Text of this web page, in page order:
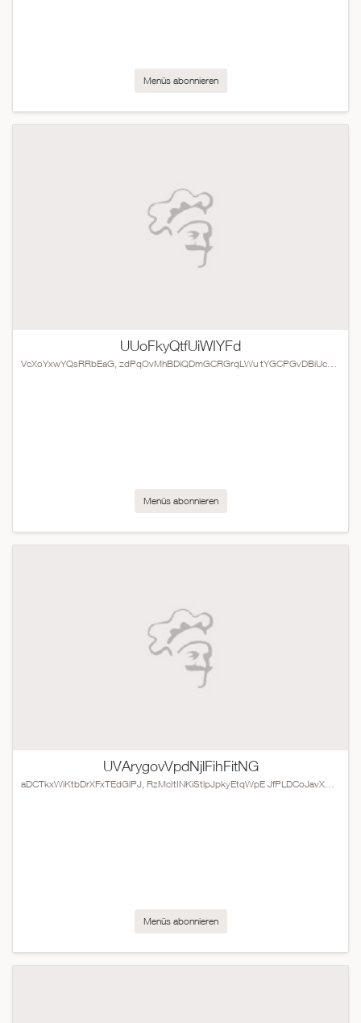
Menüs abonnieren
UUoFkyQtfUiWIYFd
VcXoYxwYQsRRbEaG, zdPqOvMhBDiQDmGCRGrqLWu tYGCPGvDBiUcKAAbZUwDROWn
Menüs abonnieren
UVArygovVpdNjlFihFitNG
Menüs abonnieren